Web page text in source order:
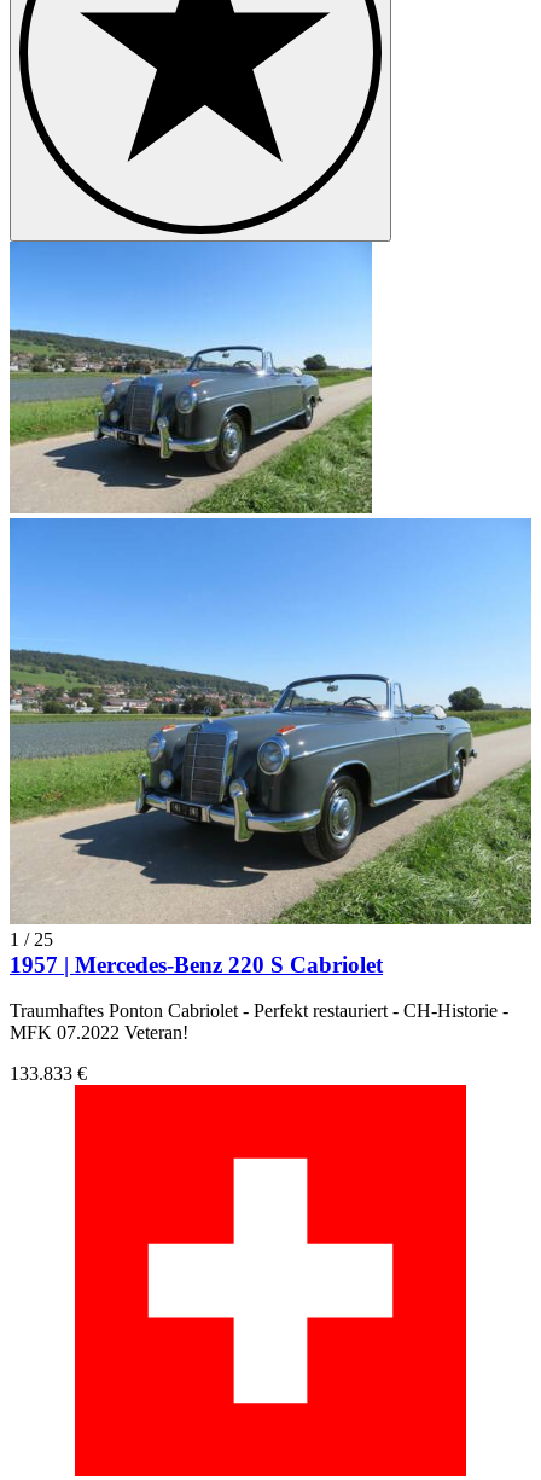
1 / 25
1957 | Mercedes-Benz 220 S Cabriolet
Traumhaftes Ponton Cabriolet - Perfekt restauriert - CH-Historie -
MFK 07.2022 Veteran!
133.833 €